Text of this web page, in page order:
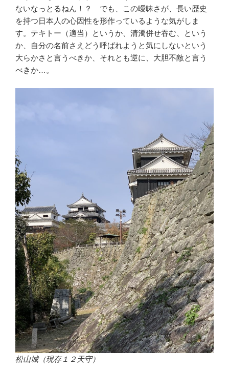
ないなっとるねん！？ でも、この曖昧さが、長い歴史
を持つ日本人の心因性を形作っているような気がしま
す。テキトー（適当）というか、清濁併せ吞む、という
か、自分の名前さえどう呼ばれようと気にしないという
大らかさと言うべきか、それとも逆に、大胆不敵と言う
べきか…。
松山城（現存１２天守）